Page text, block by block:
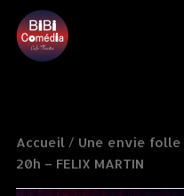
Accueil/ Une envie folle
20h – FELIX MARTIN